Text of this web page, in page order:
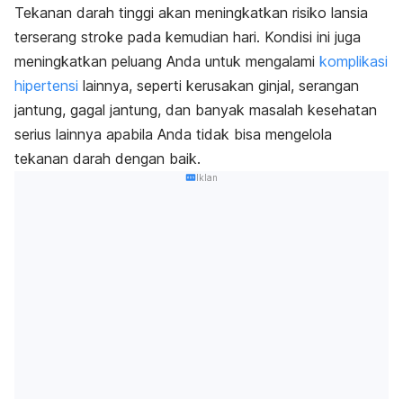
Tekanan darah tinggi akan meningkatkan risiko lansia
terserang stroke pada kemudian hari. Kondisi ini juga
meningkatkan peluang Anda untuk mengalami komplikasi
hipertensi lainnya, seperti kerusakan ginjal, serangan
jantung, gagal jantung, dan banyak masalah kesehatan
serius lainnya apabila Anda tidak bisa mengelola
tekanan darah dengan baik.
Iklan